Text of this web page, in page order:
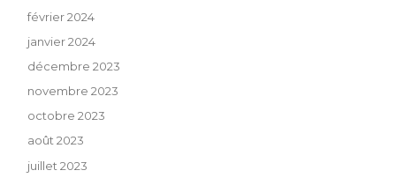
février 2024
janvier 2024
décembre 2023
novembre 2023
octobre 2023
août 2023
juillet 2023